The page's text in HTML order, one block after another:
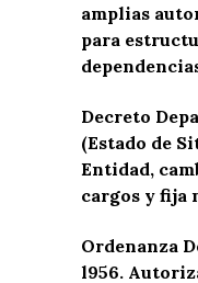
amplias
para
Decreto
(Estado de
Entidad,
cargos y fija
Ordenanza
l956.